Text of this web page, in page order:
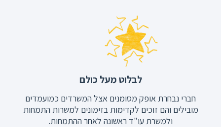
לבלוט מעל כולם
חברי נבחרת אופק מסומנים אצל המשרדים כמועמדים
מובילים והם זוכים לקדימות בזימונים למשרות התמחות
ולמשרת עו"ד ראשונה לאחר ההתמחות.